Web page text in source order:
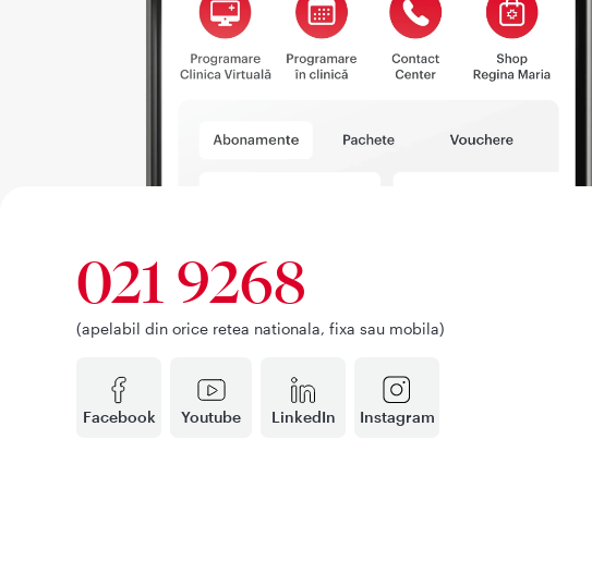
Facebook Youtube LinkedIn Instagram
021 9268
(apelabil din orice retea nationala, fixa sau mobila)